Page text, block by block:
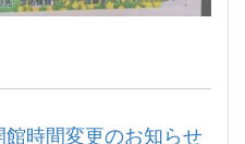
館時間変更のお知らせ